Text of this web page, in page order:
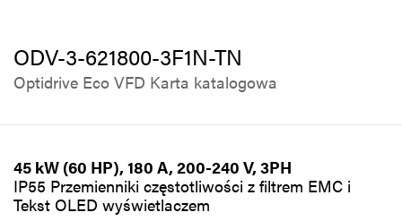
ODV-3-621800-3F1N-TN
Optidrive Eco VFD Karta katalogowa
45 kW (60 HP), 180 A, 200-240 V, 3PH
IP55 Przemienniki częstotliwości z filtrem EMC i
Tekst OLED wyświetlaczem